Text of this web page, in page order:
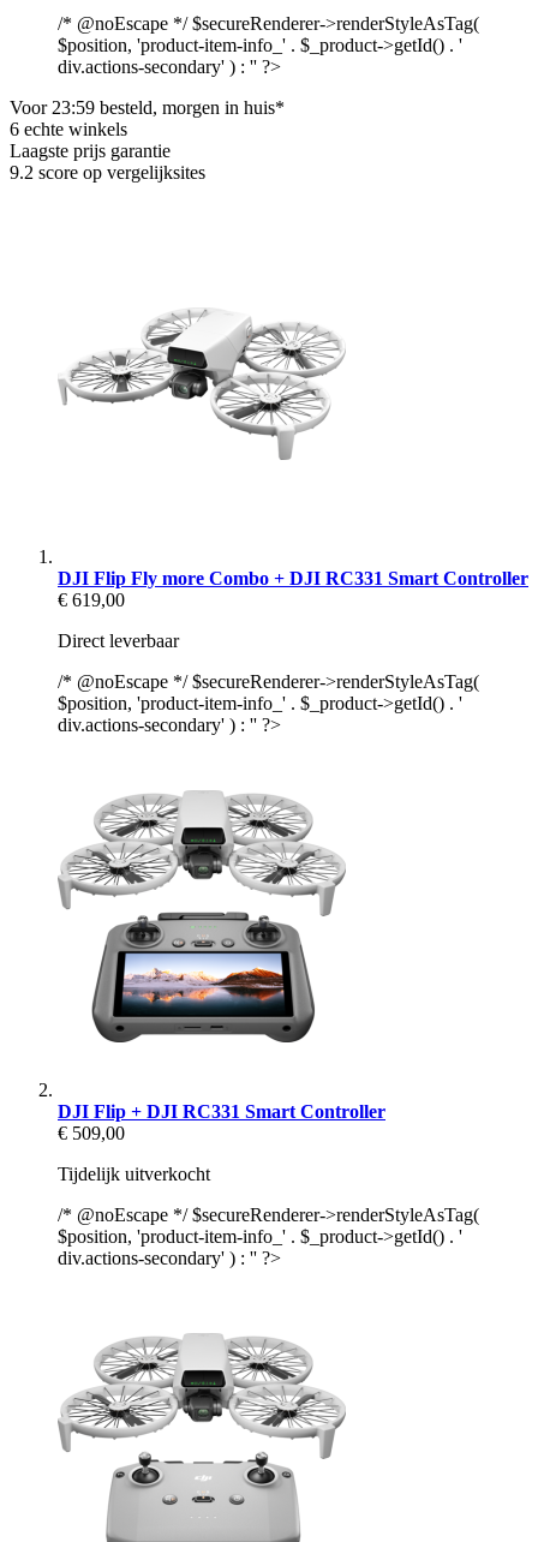
/* @noEscape */ $secureRenderer->renderStyleAsTag(
$position, 'product-item-info_' . $_product->getId() . '
div.actions-secondary' ) : '' ?>
Voor 23:59 besteld, morgen in huis*
6 echte winkels
Laagste prijs garantie
9.2 score op vergelijksites
DJI Flip Fly more Combo + DJI RC331 Smart Controller
€ 619,00
Direct leverbaar
/* @noEscape */ $secureRenderer->renderStyleAsTag(
$position, 'product-item-info_' . $_product->getId() . '
div.actions-secondary' ) : '' ?>
DJI Flip + DJI RC331 Smart Controller
€ 509,00
Tijdelijk uitverkocht
/* @noEscape */ $secureRenderer->renderStyleAsTag(
$position, 'product-item-info_' . $_product->getId() . '
div.actions-secondary' ) : '' ?>